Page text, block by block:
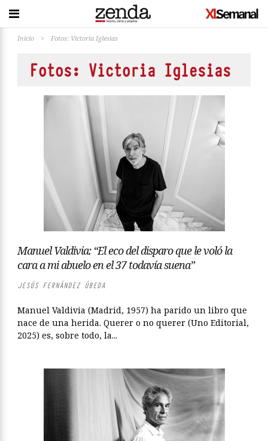
Inicio > Fotos: Victoria Iglesias
Fotos: Victoria Iglesias
Manuel Valdivia: “El eco del disparo que le voló la
cara a mi abuelo en el 37 todavía suena”
JESÚS FERNÁNDEZ ÚBEDA
Manuel Valdivia (Madrid, 1957) ha parido un libro que
nace de una herida. Querer o no querer (Uno Editorial,
2025) es, sobre todo, la...